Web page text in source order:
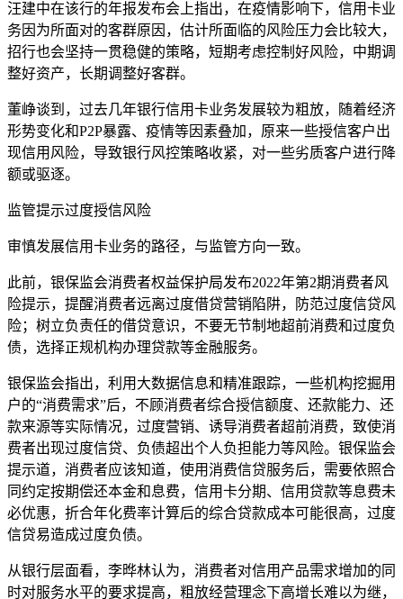
汪建中在该行的年报发布会上指出，在疫情影响下，信用卡业
务因为所面对的客群原因，估计所面临的风险压力会比较大，
招行也会坚持一贯稳健的策略，短期考虑控制好风险，中期调
整好资产，长期调整好客群。
董峥谈到，过去几年银行信用卡业务发展较为粗放，随着经济
形势变化和P2P暴露、疫情等因素叠加，原来一些授信客户出
现信用风险，导致银行风控策略收紧，对一些劣质客户进行降
额或驱逐。
监管提示过度授信风险
审慎发展信用卡业务的路径，与监管方向一致。
此前，银保监会消费者权益保护局发布2022年第2期消费者风
险提示，提醒消费者远离过度借贷营销陷阱，防范过度信贷风
险；树立负责任的借贷意识，不要无节制地超前消费和过度负
债，选择正规机构办理贷款等金融服务。
银保监会指出，利用大数据信息和精准跟踪，一些机构挖掘用
户的“消费需求”后，不顾消费者综合授信额度、还款能力、还
款来源等实际情况，过度营销、诱导消费者超前消费，致使消
费者出现过度信贷、负债超出个人负担能力等风险。银保监会
提示道，消费者应该知道，使用消费信贷服务后，需要依照合
同约定按期偿还本金和息费，信用卡分期、信用贷款等息费未
必优惠，折合年化费率计算后的综合贷款成本可能很高，过度
信贷易造成过度负债。
从银行层面看，李晔林认为，消费者对信用产品需求增加的同
时对服务水平的要求提高，粗放经营理念下高增长难以为继，